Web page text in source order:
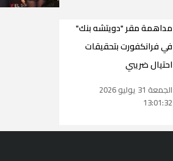
مداهمة مقر "دويتشه بنك"
في فرانكفورت بتحقيقات
احتيال ضريبي
الجمعة 31 يوليو 2026
13:01:32